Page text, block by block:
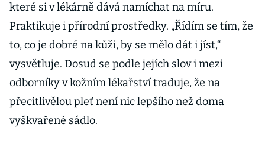
které si v lékárně dává namíchat na míru.
Praktikuje i přírodní prostředky. „Řídím se tím, že
to, co je dobré na kůži, by se mělo dát i jíst,“
vysvětluje. Dosud se podle jejích slov i mezi
odborníky v kožním lékařství traduje, že na
přecitlivělou pleť není nic lepšího než doma
vyškvařené sádlo.